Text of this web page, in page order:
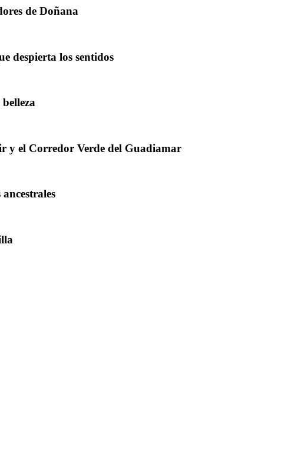
de Doñana
despierta los sentidos
y el Corredor Verde del Guadiamar